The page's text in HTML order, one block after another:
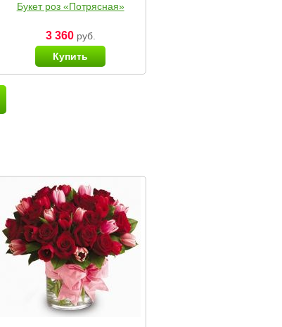
Букет роз «Потрясная»
3 360руб.
Купить